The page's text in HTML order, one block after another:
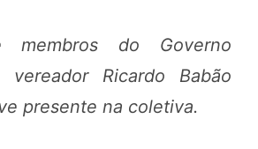
do Governo
Ricardo Babão
presente na coletiva.